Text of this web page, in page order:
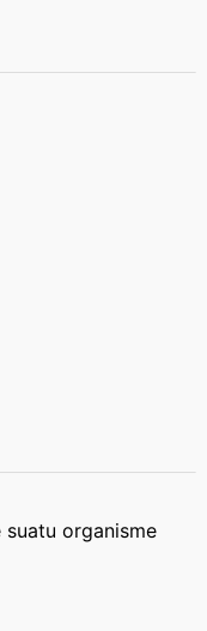
organisme